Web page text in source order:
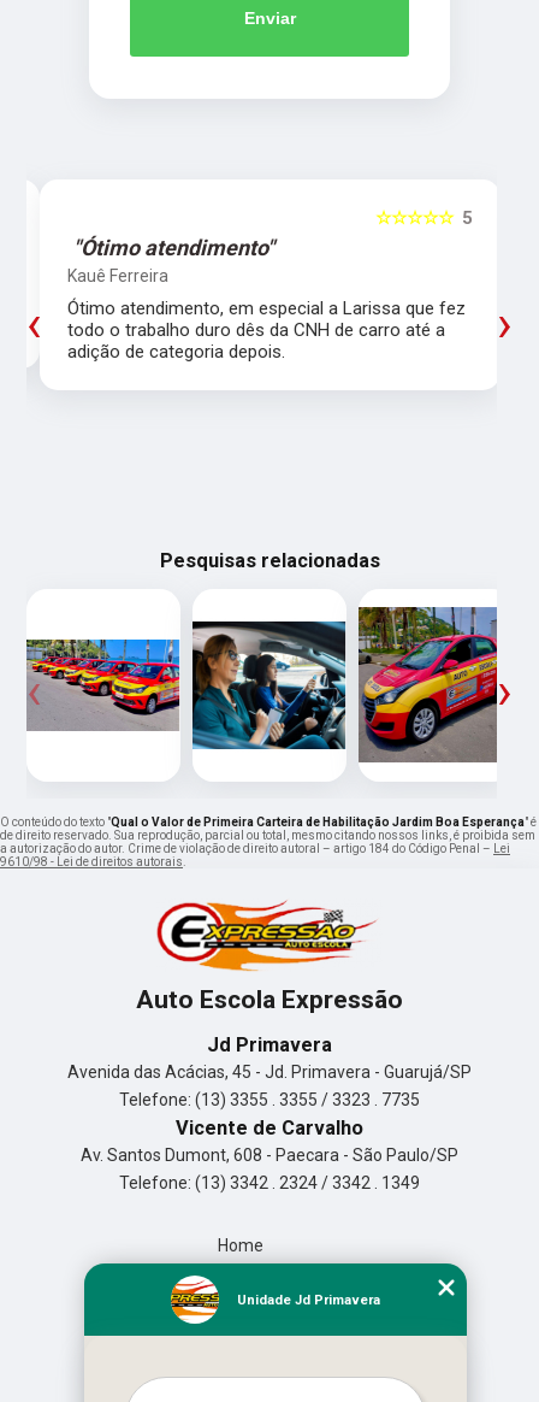
Enviar
5
☆☆☆☆☆
"Ótimo atendimento"
Kauê Ferreira
Ótimo atendimento, em especial a Larissa que fez
todo o trabalho duro dês da CNH de carro até a
adição de categoria depois.
‹ ›
Pesquisas relacionadas
‹ ›
O conteúdo do texto "Qual o Valor de Primeira Carteira de Habilitação Jardim Boa Esperança" é
de direito reservado. Sua reprodução, parcial ou total, mesmo citando nossos links, é proibida sem
a autorização do autor. Crime de violação de direito autoral – artigo 184 do Código Penal –
Lei
9610/98 - Lei de direitos autorais
Auto Escola Expressão
Jd Primavera
Avenida das Acácias, 45 - Jd. Primavera - Guarujá/SP
Telefone: (13) 3355 . 3355 / 3323 . 7735
Vicente de Carvalho
Av. Santos Dumont, 608 - Paecara - São Paulo/SP
Telefone: (13) 3342 . 2324 / 3342 . 1349
Home
Missão
Mapa do site
Unidade Jd Primavera